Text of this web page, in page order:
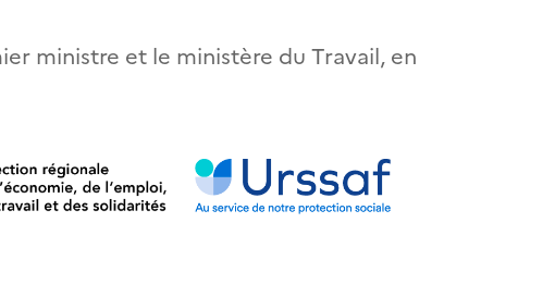
ministre et le ministère du Travail, en